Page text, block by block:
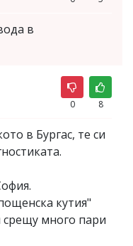
в
0 8
в Бургас, те си
кутия"
много пари